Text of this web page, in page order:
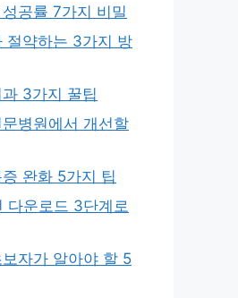
공률 7가지 비밀
절약하는 3가지 방
3가지 꿀팁
병원에서 개선할
완화 5가지 팁
다운로드 3단계로
자가 알아야 할 5